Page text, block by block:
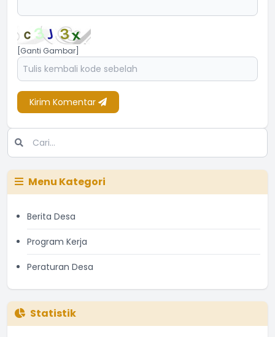
[Ganti Gambar]
Kirim Komentar
Menu Kategori
Berita Desa
Program Kerja
Peraturan Desa
Statistik